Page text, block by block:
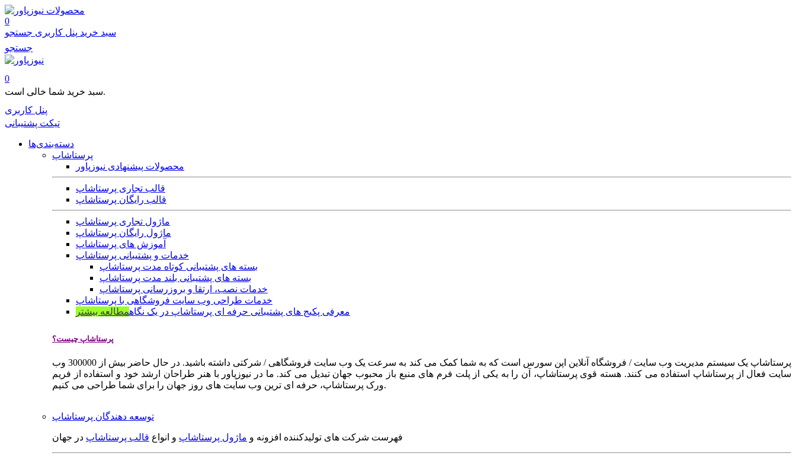
محصولات
0
سبد خرید پنل کاربری جستجو
جستجو
0
سبد خرید شما خالی است.
پنل کاربری
تیکت پشتیبانی
دسته‌بندی‌ها
پرستاشاپ
محصولات پیشنهادی نیوزپاور
قالب تجاری پرستاشاپ
قالب رایگان پرستاشاپ
ماژول تجاری پرستاشاپ
ماژول رایگان پرستاشاپ
آموزش های پرستاشاپ
خدمات و پشتیبانی پرستاشاپ
بسته های پشتیبانی کوتاه مدت پرستاشاپ
بسته های پشتیبانی بلند مدت پرستاشاپ
خدمات نصب، ارتقا و بروزرسانی پرستاشاپ
خدمات طراحی وب سایت فروشگاهی با پرستاشاپ
معرفی پکیج های پشتیبانی حرفه ای پرستاشاپ در یک نگاهمطالعه بیشتر
پرستاشاپ چیست؟
پرستاشاپ یک سیستم مدیریت وب سایت / فروشگاه آنلاین اپن سورس است که به شما کمک می کند به سرعت یک وب سایت فروشگاهی / شرکتی داشته باشید. در حال حاضر بیش از 300000 وب
سایت فعال از پرستاشاپ استفاده می کنند. هسته قوی پرستاشاپ، آن را به یکی از پلت فرم های منبع باز محبوب جهان تبدیل می کند. ما در نیوزپاور با هنر طراحان ارشد خود و استفاده از فریم
ورک پرستاشاپ، حرفه ای ترین وب سایت های روز جهان را برای شما طراحی می کنیم.
توسعه دهندگان پرستاشاپ
فهرست شرکت های تولیدکننده افزونه و ماژول پرستاشاپ و انواع قالب پرستاشاپ در جهان